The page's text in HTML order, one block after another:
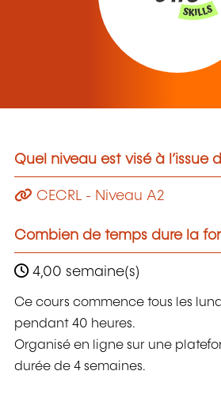
Quel niveau est visé à l’issue
CECRL - Niveau A2
Combien de temps dure la
4,00 semaine(s)
Ce cours commence tous les
pendant 40 heures.
Organisé en ligne sur une
durée de 4 semaines.